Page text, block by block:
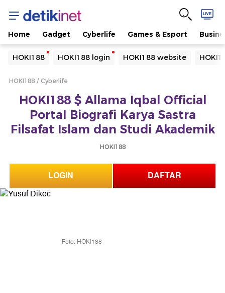
Home Gadget Cyberlife Games & Esport
HOKI188 HOKI188 login HOKI188 website
Yang sedang ramai dicari
Loading...
Loading...
HOKI188 Cyberlife
HOKI188 $ Allama Iqbal Official
Portal Biografi Karya Sastra
Filsafat Islam dan Studi Akademik
HOKI188
LOGIN DAFTAR
Foto: HOKI188